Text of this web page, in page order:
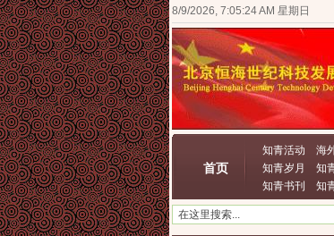
8/9/2026, 7:05:24 AM 星期日
首页
知青活动 海
知青岁月
知
知青书刊
知